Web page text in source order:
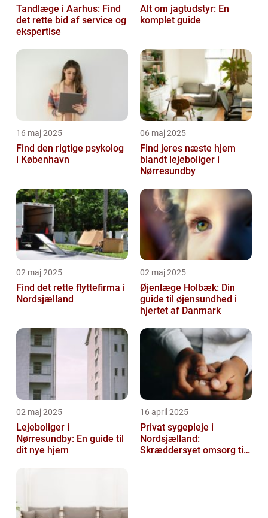
Tandlæge i Aarhus: Find
det rette bid af service og
ekspertise
Alt om jagtudstyr: En
komplet guide
16 maj 2025
Find den rigtige psykolog
i København
06 maj 2025
Find jeres næste hjem
blandt lejeboliger i
Nørresundby
02 maj 2025
Find det rette flyttefirma i
Nordsjælland
02 maj 2025
Øjenlæge Holbæk: Din
guide til øjensundhed i
hjertet af Danmark
02 maj 2025
Lejeboliger i
Nørresundby: En guide til
dit nye hjem
16 april 2025
Privat sygepleje i
Nordsjælland:
Skræddersyet omsorg til